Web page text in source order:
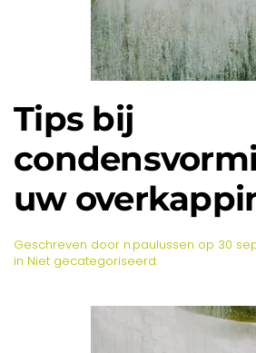
Tips bij
uw
Geschreven door n.paulussen op 30
in Niet gecategoriseerd.